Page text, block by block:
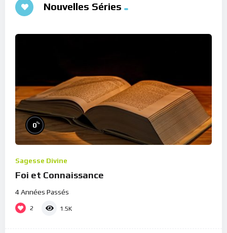
Nouvelles Séries
0%
Sagesse Divine
Foi et Connaissance
4 Années Passés
2 1.5K